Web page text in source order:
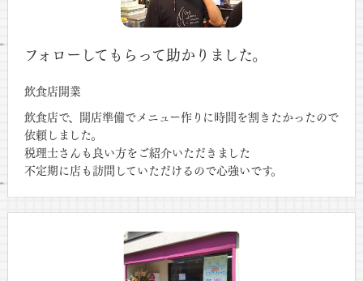
フォローしてもらって助かりました。
飲食店開業
飲食店で、開店準備でメニュー作りに時間を割きたかったので
依頼しました。
税理士さんも良い方をご紹介いただきました
不定期に店も訪問していただけるので心強いです。